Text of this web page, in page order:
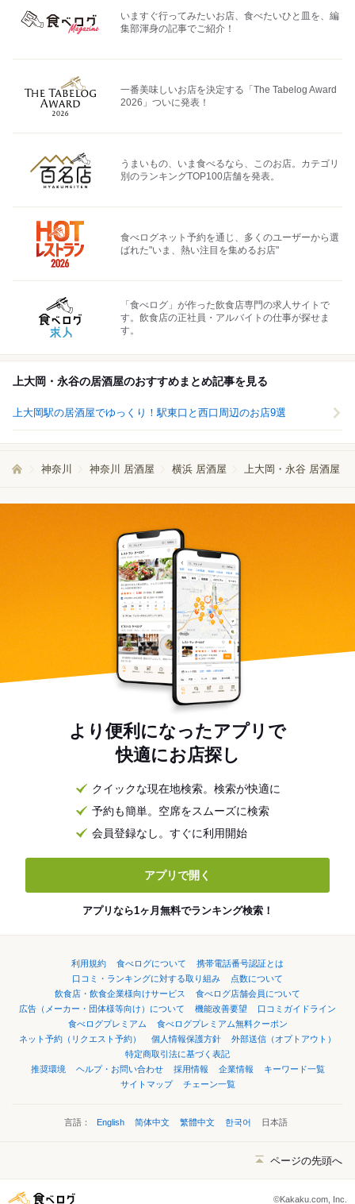
いますぐ行ってみたいお店、食べたいひと皿を、編
集部渾身の記事でご紹介！
一番美味しいお店を決定する「The Tabelog Award
2026」ついに発表！
うまいもの、いま食べるなら、このお店。カテゴリ
別のランキングTOP100店舗を発表。
食べログネット予約を通じ、多くのユーザーから選
ばれた"いま、熱い注目を集めるお店"
「食べログ」が作った飲食店専門の求人サイトで
す。飲食店の正社員・アルバイトの仕事が探せま
す。
上大岡・永谷の居酒屋のおすすめまとめ記事を見る
上大岡駅の居酒屋でゆっくり！駅東口と西口周辺のお店9選
神奈川 神奈川 居酒屋 横浜 居酒屋 上大岡・永谷 居酒屋
より便利になったアプリで
快適にお店探し
クイックな現在地検索。検索が快適に
予約も簡単。空席をスムーズに検索
会員登録なし。すぐに利用開始
アプリで開く
アプリなら1ヶ月無料でランキング検索！
利用規約 食べログについて
携帯電話番号認証とは
口コミ・ランキングに対する取り組み
点数について
飲食店・飲食企業様向けサービス
食べログ店舗会員について
広告（メーカー・団体様等向け）について
機能改善要望
口コミガイドライン
食べログプレミアム
食べログプレミアム無料クーポン
ネット予約（リクエスト予約）
個人情報保護方針
外部送信（オプトアウト）
特定商取引法に基づく表記
推奨環境
ヘルプ・お問い合わせ 採用情報 企業情報
キーワード一覧
サイトマップ
チェーン一覧
言語： English 简体中文 繁體中文 한국어 日本語
ページの先頭へ
©Kakaku.com, Inc.